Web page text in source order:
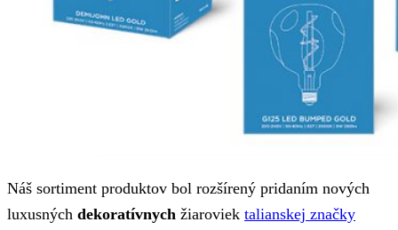
Náš sortiment produktov bol rozšírený pridaním nových
luxusných dekoratívnych žiaroviek talianskej značky